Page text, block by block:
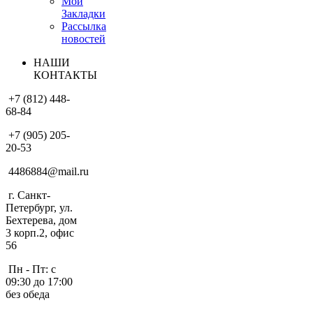
Закладки
Рассылка
новостей
НАШИ
КОНТАКТЫ
+7 (812) 448-
68-84
+7 (905) 205-
20-53
4486884@mail.ru
г. Санкт-
Петербург, ул.
Бехтерева, дом
3 корп.2, офис
56
Пн - Пт: с
09:30 до 17:00
без обеда